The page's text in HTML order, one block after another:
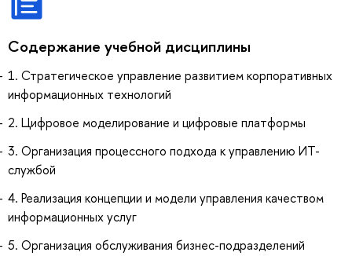
Содержание учебной дисциплины
1. Стратегическое управление развитием корпоративных
информационных технологий
2. Цифровое моделирование и цифровые платформы
3. Организация процессного подхода к управлению ИТ-
службой
4. Реализация концепции и модели управления качеством
информационных услуг
5. Организация обслуживания бизнес-подразделений